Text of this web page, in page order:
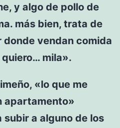
y algo de pollo de
más bien, trata de
vendan comida
mila».
«lo que me
apartamento»
a alguno de los